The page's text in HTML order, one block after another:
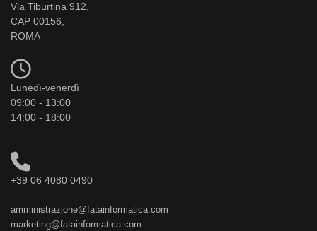
Via Tiburtina 912,
CAP 00156,
ROMA
Lunedì-venerdì
09:00 - 13:00
14:00 - 18:00
+39 06 4080 0490
amministrazione@fatainformatica.com
marketing@fatainformatica.com